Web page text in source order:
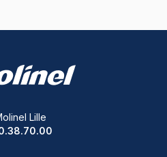
Lille